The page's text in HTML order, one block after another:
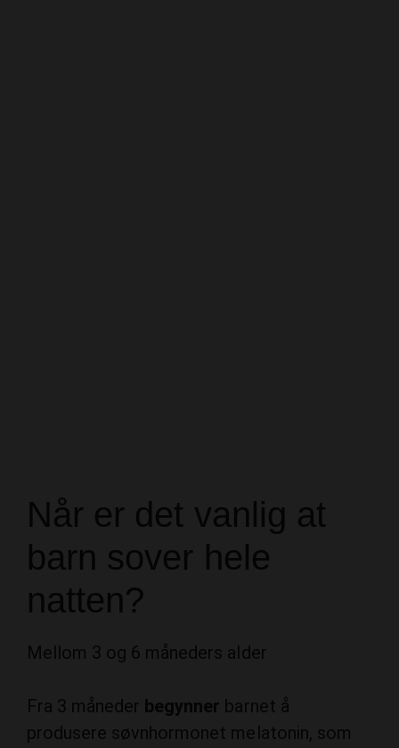
Når er det vanlig at
barn sover hele
natten?
Mellom 3 og 6 måneders alder
Fra 3 måneder begynner barnet å
produsere søvnhormonet melatonin, som